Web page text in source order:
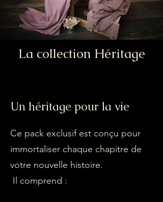
La collection Héritage
Un héritage pour la vie
Ce pack exclusif est conçu pour
immortaliser chaque chapitre de
votre nouvelle histoire.
Il comprend :